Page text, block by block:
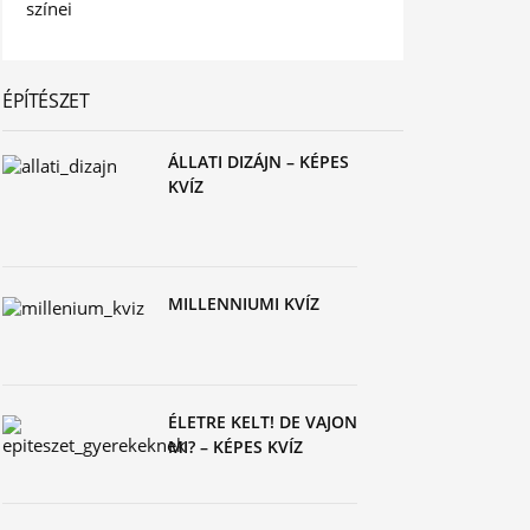
ÉPÍTÉSZET
ÁLLATI DIZÁJN – KÉPES
KVÍZ
MILLENNIUMI KVÍZ
ÉLETRE KELT! DE VAJON
MI? – KÉPES KVÍZ